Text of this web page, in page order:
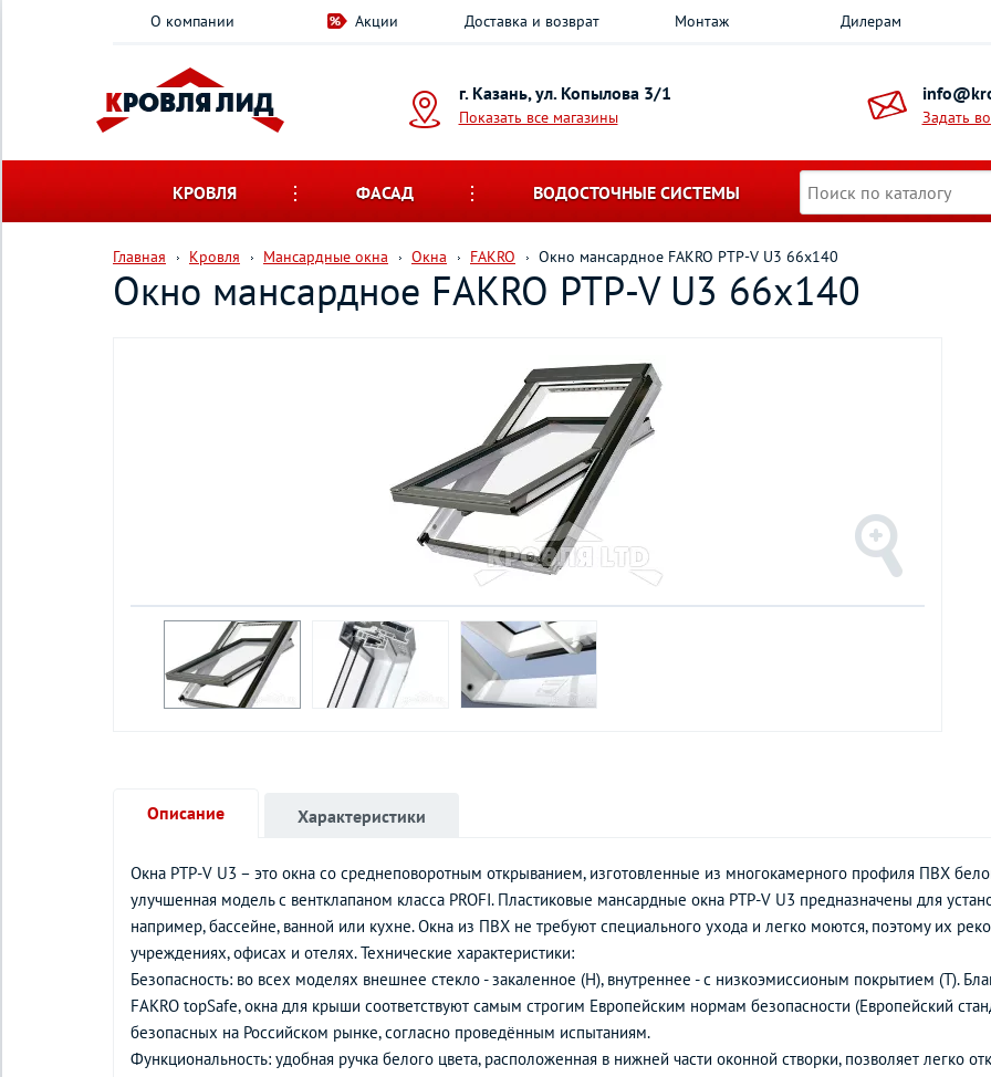
О компании Акции Доставка и возврат Монтаж Дилерам
г. Казань, ул. Копылова 3/1
Показать все магазины Задать
КРОВЛЯ ФАСАД ВОДОСТОЧНЫЕ СИСТЕМЫ
Главная Кровля Мансардные окна Окна FAKRO Окно мансардное FAKRO PTP-V U3 66х140
Окно мансардное FAKRO PTP-V U3 66х140
Описание
Окна PTP-V U3 – это окна со среднеповоротным открыванием, изготовленные из многокамерного профиля ПВХ
улучшенная модель с вентклапаном класса PROFI. Пластиковые мансардные окна PTP-V U3 предназначены для
например, бассейне, ванной или кухне. Окна из ПВХ не требуют специального ухода и легко моются, поэтому их
учреждениях, офисах и отелях. Технические характеристики:
Безопасность: во всех моделях внешнее стекло - закаленное (Н), внутреннее - с низкоэмиссионым покрытием (Т).
FAKRO topSafe, окна для крыши соответствуют самым строгим Европейским нормам безопасности (Европейский
безопасных на Российском рынке, согласно проведённым испытаниям.
Функциональность: удобная ручка белого цвета, расположенная в нижней части оконной створки, позволяет легко
Характеристики